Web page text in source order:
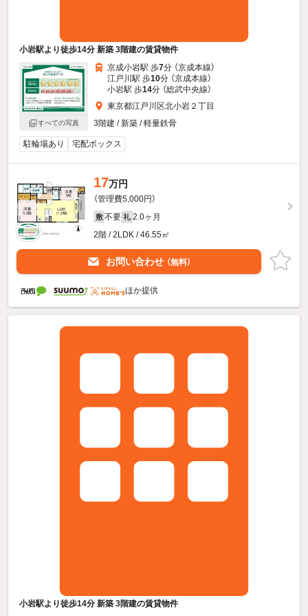
小岩駅より徒歩14分 新築 3階建の賃貸物件
すべての写真
京成小岩駅 歩7分 （京成本線）
江戸川駅 歩10分 （京成本線）
小岩駅 歩14分 （総武中央線）
東京都江戸川区北小岩２丁目
3階建 / 新築 / 軽量鉄骨
駐輪場あり 宅配ボックス
17万円
（管理費5,000円）
敷 不要 礼 2.0ヶ月
2階 / 2LDK / 46.55㎡
お問い合わせ （無料）
ほか提供
小岩駅より徒歩14分 新築 3階建の賃貸物件